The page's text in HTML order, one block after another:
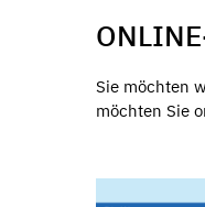
Sie möchten
möchten Sie